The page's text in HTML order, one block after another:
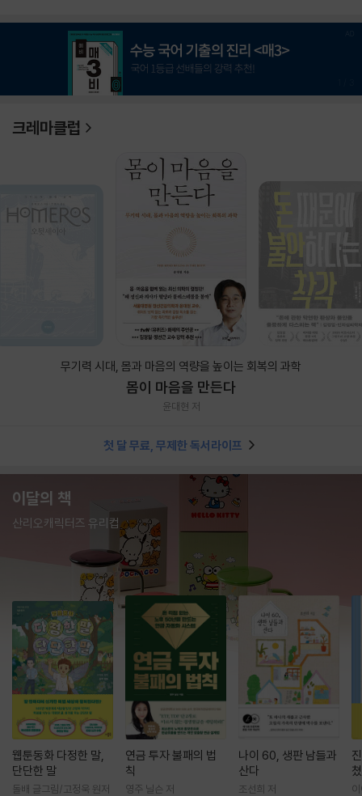
크레마클럽
무기력 시대, 몸과 마음의 역량을 높이는 회복의 과학
몸이 마음을 만든다
윤대현 저
첫 달 무료, 무제한 독서라이프
이달의 책
산리오캐릭터즈 유리컵
웹툰동화 다정한 말,
단단한 말
돌배 글그림/고정욱 원저
연금 투자 불패의 법
칙
영주 닐슨 저
나이 60, 생판 남들과
산다
조선희 저